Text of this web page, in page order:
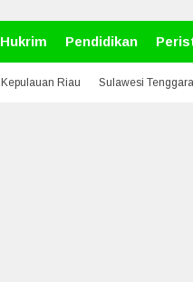
Hukrim Pendidikan
Kepulauan Riau Sulawesi Tenggara